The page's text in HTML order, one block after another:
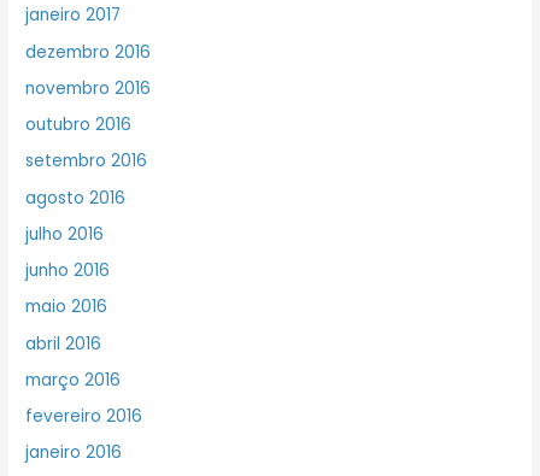
janeiro 2017
dezembro 2016
novembro 2016
outubro 2016
setembro 2016
agosto 2016
julho 2016
junho 2016
maio 2016
abril 2016
março 2016
fevereiro 2016
janeiro 2016